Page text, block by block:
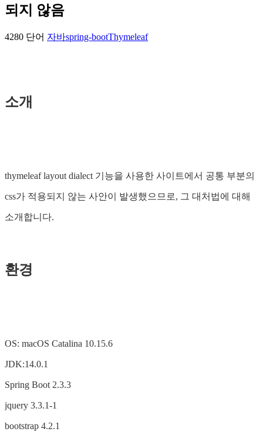
되지 않음
4280 단어 자바spring-bootThymeleaf
소개
thymeleaf layout dialect 기능을 사용한 사이트에서 공통 부분의
css가 적용되지 않는 사안이 발생했으므로, 그 대처법에 대해
소개합니다.
환경
OS: macOS Catalina 10.15.6
JDK:14.0.1
Spring Boot 2.3.3
jquery 3.3.1-1
bootstrap 4.2.1